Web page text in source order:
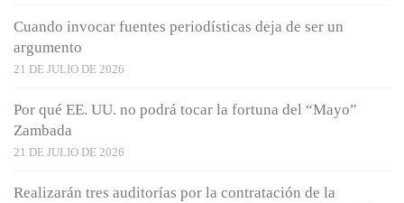
Cuando invocar fuentes periodísticas deja de ser un
argumento
21 DE JULIO DE 2026
Por qué EE. UU. no podrá tocar la fortuna del “Mayo”
Zambada
21 DE JULIO DE 2026
Realizarán tres auditorías por la contratación de la